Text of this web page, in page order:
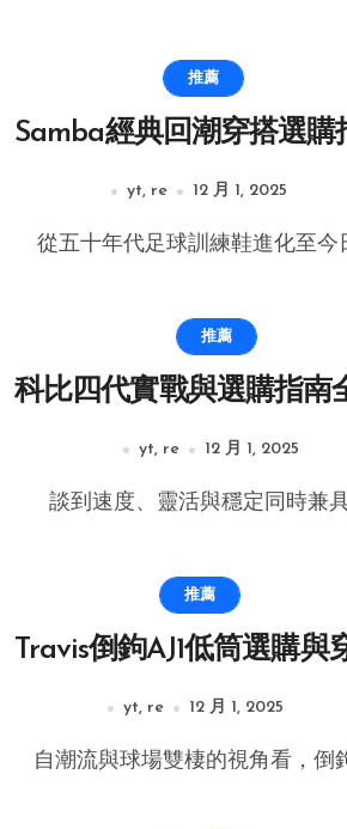
推薦
Samba經典回潮穿搭選購
yt, re 12 月 1, 2025
從五十年代足球訓練鞋進化至今
推薦
科比四代實戰與選購指南
yt, re 12 月 1, 2025
談到速度、靈活與穩定同時兼
推薦
Travis倒鉤AJ1低筒選購與
yt, re 12 月 1, 2025
自潮流與球場雙棲的視角看，倒